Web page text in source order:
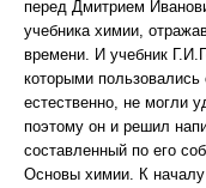
перед Дмитрием
учебника химии,
времени. И учебник
которыми
естественно, не могли
поэтому он и решил
составленный по его
Основы химии. К началу